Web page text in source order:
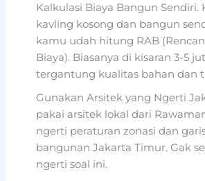
Kalkulasi Biaya Bangun Sendiri.
kavling kosong dan bangun
kamu udah hitung RAB
Biaya). Biasanya di kisaran 3-5
tergantung kualitas bahan dan
Gunakan Arsitek yang Ngerti
pakai arsitek lokal dari
ngerti peraturan zonasi dan
bangunan Jakarta Timur. Gak
ngerti soal ini.